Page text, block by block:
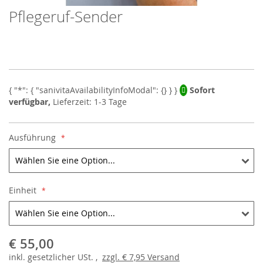
Skip
to
the
images
gallery
Pflegeruf-Sender
Sofort
verfügbar, Lieferzeit: 1-3 Tage
Ausführung
Einheit
€ 55,00
inkl. gesetzlicher USt. , zzgl. € 7,95 Versand